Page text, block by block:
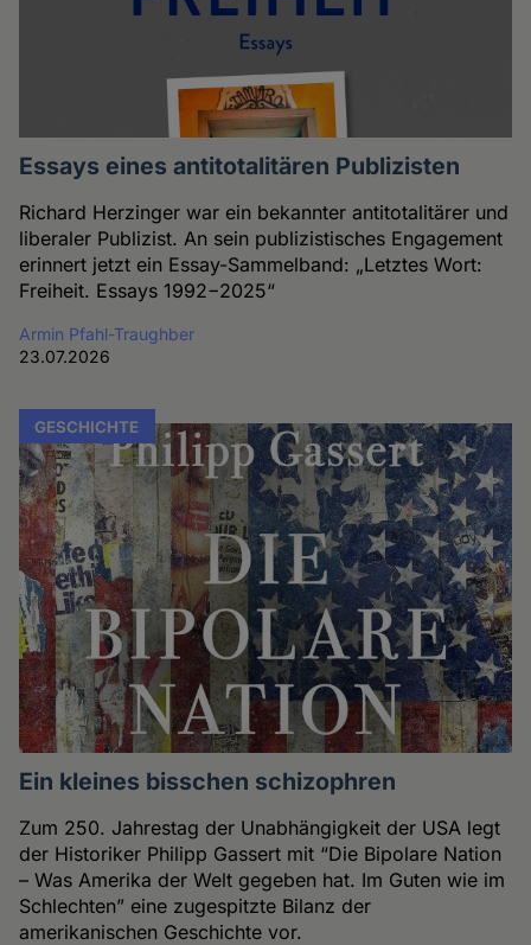
Essays eines antitotalitären Publizisten
Richard Herzinger war ein bekannter antitotalitärer und
liberaler Publizist. An sein publizistisches Engagement
erinnert jetzt ein Essay-Sammelband: „Letztes Wort:
Freiheit. Essays 1992−2025“
Armin Pfahl-Traughber
23.07.2026
GESCHICHTE
Ein kleines bisschen schizophren
Zum 250. Jahrestag der Unabhängigkeit der USA legt
der Historiker Philipp Gassert mit “Die Bipolare Nation
– Was Amerika der Welt gegeben hat. Im Guten wie im
Schlechten” eine zugespitzte Bilanz der
amerikanischen Geschichte vor.